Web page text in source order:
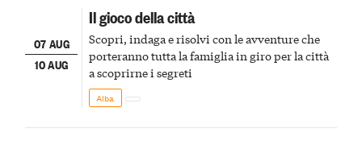
07 AUG
10 AUG
Il gioco della città
Scopri, indaga e risolvi con le avventure che
porteranno tutta la famiglia in giro per la città
a scoprirne i segreti
Alba